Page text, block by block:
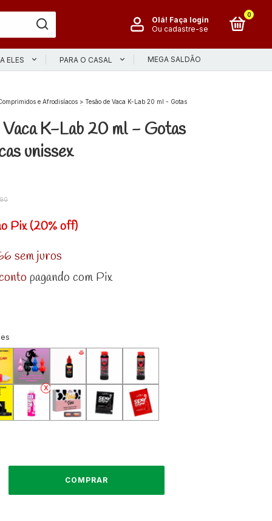
Olá! Faça login
Ou cadastre-se
0
ELES PARA O CASAL MEGA SALDÃO
e Afrodisíacos > Tesão de Vaca K-Lab 20 ml - Gotas
Vaca K-Lab 20 ml - Gotas
unissex
Pix (20% off)
sem juros
pagando com Pix